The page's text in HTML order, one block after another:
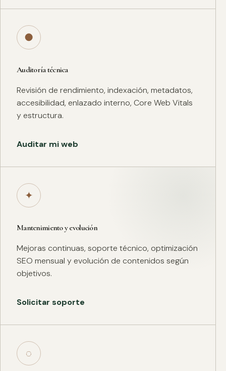
●
Auditoría técnica
Revisión de rendimiento, indexación, metadatos,
accesibilidad, enlazado interno, Core Web Vitals
y estructura.
Auditar mi web
✦
Mantenimiento y evolución
Mejoras continuas, soporte técnico, optimización
SEO mensual y evolución de contenidos según
objetivos.
Solicitar soporte
◌